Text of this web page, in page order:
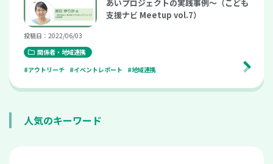
あいプロジェクトの実践事例～（こども
支援ナビ Meetup vol.7）
投稿日：2022/06/03
関係者・地域連携
#アウトリーチ
#イベントレポート #地域連携
人気のキーワード